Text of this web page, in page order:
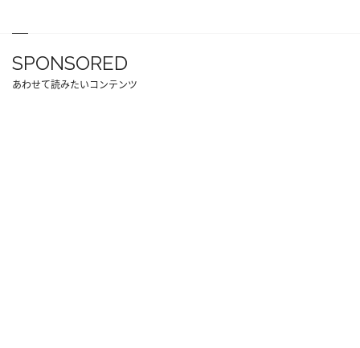
SPONSORED
あわせて読みたいコンテンツ